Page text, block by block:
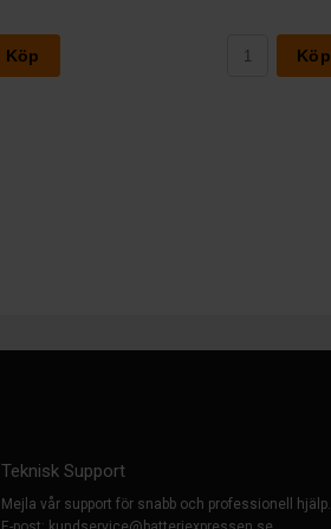
Köp Köp
Teknisk Support
Mejla vår support för snabb och professionell hjälp.